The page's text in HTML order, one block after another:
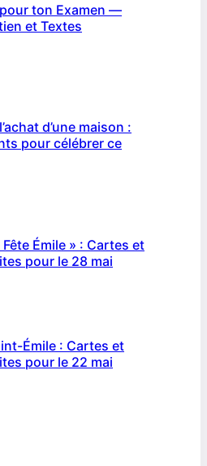
ton Examen —
et Textes
d’une maison :
pour célébrer ce
Émile » : Cartes et
pour le 28 mai
Émile : Cartes et
pour le 22 mai